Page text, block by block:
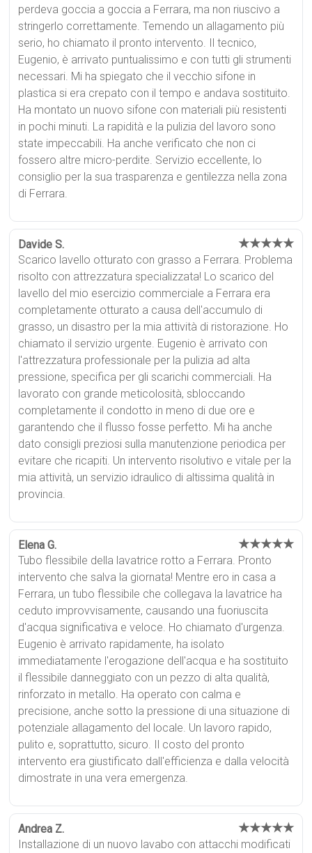
perdeva goccia a goccia a Ferrara, ma non riuscivo a
stringerlo correttamente. Temendo un allagamento più
serio, ho chiamato il pronto intervento. Il tecnico,
Eugenio, è arrivato puntualissimo e con tutti gli strumenti
necessari. Mi ha spiegato che il vecchio sifone in
plastica si era crepato con il tempo e andava sostituito.
Ha montato un nuovo sifone con materiali più resistenti
in pochi minuti. La rapidità e la pulizia del lavoro sono
state impeccabili. Ha anche verificato che non ci
fossero altre micro-perdite. Servizio eccellente, lo
consiglio per la sua trasparenza e gentilezza nella zona
di Ferrara.
Davide S. ★★★★★
Scarico lavello otturato con grasso a Ferrara. Problema
risolto con attrezzatura specializzata! Lo scarico del
lavello del mio esercizio commerciale a Ferrara era
completamente otturato a causa dell'accumulo di
grasso, un disastro per la mia attività di ristorazione. Ho
chiamato il servizio urgente. Eugenio è arrivato con
l'attrezzatura professionale per la pulizia ad alta
pressione, specifica per gli scarichi commerciali. Ha
lavorato con grande meticolosità, sbloccando
completamente il condotto in meno di due ore e
garantendo che il flusso fosse perfetto. Mi ha anche
dato consigli preziosi sulla manutenzione periodica per
evitare che ricapiti. Un intervento risolutivo e vitale per la
mia attività, un servizio idraulico di altissima qualità in
provincia.
Elena G. ★★★★★
Tubo flessibile della lavatrice rotto a Ferrara. Pronto
intervento che salva la giornata! Mentre ero in casa a
Ferrara, un tubo flessibile che collegava la lavatrice ha
ceduto improvvisamente, causando una fuoriuscita
d'acqua significativa e veloce. Ho chiamato d'urgenza.
Eugenio è arrivato rapidamente, ha isolato
immediatamente l'erogazione dell'acqua e ha sostituito
il flessibile danneggiato con un pezzo di alta qualità,
rinforzato in metallo. Ha operato con calma e
precisione, anche sotto la pressione di una situazione di
potenziale allagamento del locale. Un lavoro rapido,
pulito e, soprattutto, sicuro. Il costo del pronto
intervento era giustificato dall'efficienza e dalla velocità
dimostrate in una vera emergenza.
Andrea Z. ★★★★★
Installazione di un nuovo lavabo con attacchi modificati